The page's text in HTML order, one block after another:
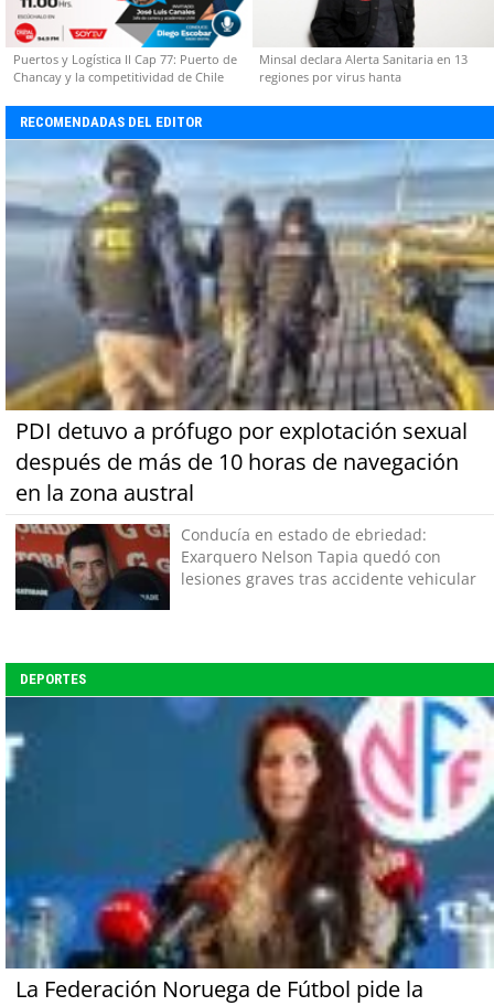
Puertos y Logística II Cap 77: Puerto de
Chancay y la competitividad de Chile
Minsal declara Alerta Sanitaria en 13
regiones por virus hanta
RECOMENDADAS DEL EDITOR
PDI detuvo a prófugo por explotación sexual
después de más de 10 horas de navegación
en la zona austral
Conducía en estado de ebriedad:
Exarquero Nelson Tapia quedó con
lesiones graves tras accidente vehicular
DEPORTES
La Federación Noruega de Fútbol pide la